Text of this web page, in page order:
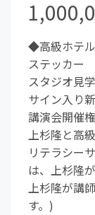
◆高級ホテ
ステッカー
スタジオ見学
サイン入り
講演会開催
上杉隆と高
リテラシー
は、上杉隆
上杉隆が講
す。)